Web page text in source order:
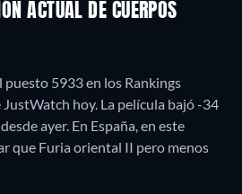
ACTUAL DE CUERPOS
puesto 5933 en los Rankings
hoy. La película bajó -34
ayer. En España, en este
que Furia oriental II pero menos